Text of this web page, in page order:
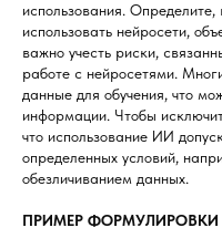
использования.
использовать нейросети,
важно учесть риски,
работе с нейросетями.
данные для обучения, что
информации. Чтобы
что использование ИИ
определенных условий,
обезличиванием данных.
ПРИМЕР ФОРМУЛИРОВКИ